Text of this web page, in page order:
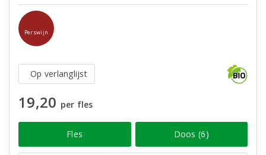
Perswijn
Op verlanglijst
19,20 per fles
Fles Doos (6)